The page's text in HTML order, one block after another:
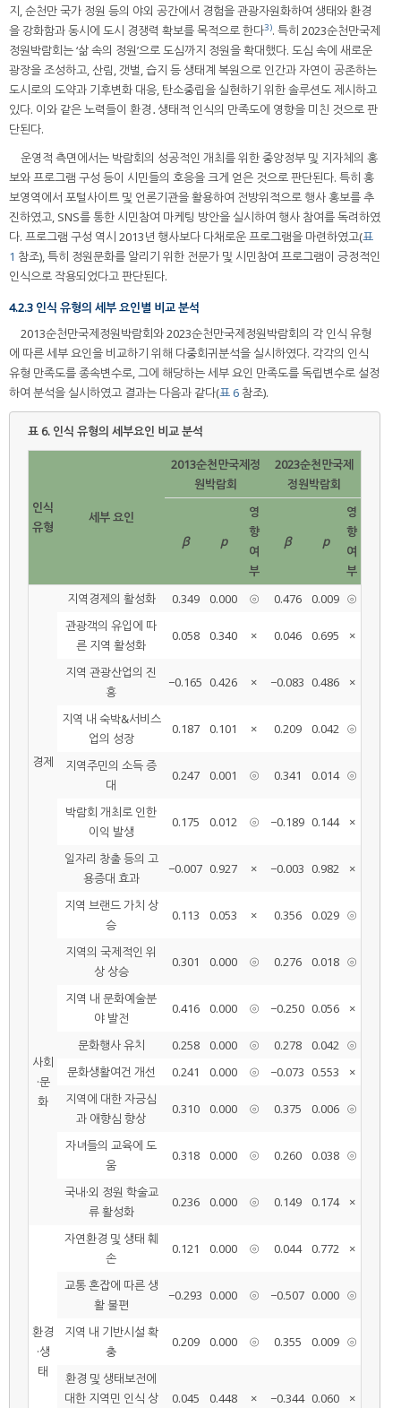
지, 순천만 국가 정원 등의 야외 공간에서 경험을 관광자원화하여 생태와 환경
을 강화함과 동시에 도시 경쟁력 확보를 목적으로 한다3). 특히 2023순천만국제
정원박람회는 ‘삶 속의 정원’으로 도심까지 정원을 확대했다. 도심 속에 새로운
광장을 조성하고, 산림, 갯벌, 습지 등 생태계 복원으로 인간과 자연이 공존하는
도시로의 도약과 기후변화 대응, 탄소중립을 실현하기 위한 솔루션도 제시하고
있다. 이와 같은 노력들이 환경․생태적 인식의 만족도에 영향을 미친 것으로 판
단된다.
운영적 측면에서는 박람회의 성공적인 개최를 위한 중앙정부 및 지자체의 홍
보와 프로그램 구성 등이 시민들의 호응을 크게 얻은 것으로 판단된다. 특히 홍
보영역에서 포털사이트 및 언론기관을 활용하여 전방위적으로 행사 홍보를 추
진하였고, SNS를 통한 시민참여 마케팅 방안을 실시하여 행사 참여를 독려하였
다. 프로그램 구성 역시 2013년 행사보다 다채로운 프로그램을 마련하였고(표
1 참조), 특히 정원문화를 알리기 위한 전문가 및 시민참여 프로그램이 긍정적인
인식으로 작용되었다고 판단된다.
4.2.3 인식 유형의 세부 요인별 비교 분석
2013순천만국제정원박람회와 2023순천만국제정원박람회의 각 인식 유형
에 따른 세부 요인을 비교하기 위해 다중회귀분석을 실시하였다. 각각의 인식
유형 만족도를 종속변수로, 그에 해당하는 세부 요인 만족도를 독립변수로 설정
하여 분석을 실시하였고 결과는 다음과 같다(표 6 참조).
표 6. 인식 유형의 세부요인 비교 분석
인식
유형
세부 요인
2013순천만국제정
원박람회
2023순천만국제
정원박람회
β p
영
향
여
부
β p
영
향
여
부
경제
지역경제의 활성화 0.349 0.000 ⦾ 0.476 0.009 ⦾
관광객의 유입에 따
른 지역 활성화
0.058 0.340 × 0.046 0.695 ×
지역 관광산업의 진
흥
−0.165 0.426 × −0.083 0.486 ×
지역 내 숙박&서비스
업의 성장
0.187 0.101 × 0.209 0.042 ⦾
지역주민의 소득 증
대
0.247 0.001 ⦾ 0.341 0.014 ⦾
박람회 개최로 인한
이익 발생
0.175 0.012 ⦾ −0.189 0.144 ×
일자리 창출 등의 고
용증대 효과
−0.007 0.927 × −0.003 0.982 ×
지역 브랜드 가치 상
승
0.113 0.053 × 0.356 0.029 ⦾
사회
·문
화
지역의 국제적인 위
상 상승
0.301 0.000 ⦾ 0.276 0.018 ⦾
지역 내 문화예술분
야 발전
0.416 0.000 ⦾ −0.250 0.056 ×
문화행사 유치 0.258 0.000 ⦾ 0.278 0.042 ⦾
문화생활여건 개선
0.241 0.000 ⦾ −0.073 0.553
×
지역에 대한 자긍심
과 애향심 향상
0.310 0.000 ⦾ 0.375 0.006 ⦾
자녀들의 교육에 도
움
0.318 0.000 ⦾ 0.260 0.038 ⦾
국내·외 정원 학술교
류 활성화
0.236 0.000 ⦾ 0.149 0.174 ×
환경
·생
태
자연환경 및 생태 훼
손
0.121 0.000 ⦾ 0.044 0.772 ×
교통 혼잡에 따른 생
활 불편
−0.293 0.000 ⦾ −0.507 0.000 ⦾
지역 내 기반시설 확
충
0.209 0.000 ⦾ 0.355 0.009 ⦾
환경 및 생태보전에
대한 지역민 인식 상
0.045 0.448 × −0.344 0.060 ×